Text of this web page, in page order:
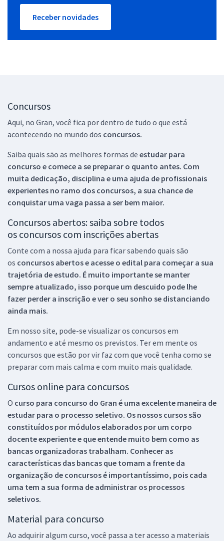
Receber novidades
Concursos
Aqui, no Gran, você fica por dentro de tudo o que está
acontecendo no mundo dos concursos.
Saiba quais são as melhores formas de estudar para
concurso e comece a se preparar o quanto antes. Com
muita dedicação, disciplina e uma ajuda de profissionais
experientes no ramo dos concursos, a sua chance de
conquistar uma vaga passa a ser bem maior.
Concursos abertos: saiba sobre todos
os concursos com inscrições abertas
Conte com a nossa ajuda para ficar sabendo quais são
os concursos abertos e acesse o edital para começar a sua
trajetória de estudo. É muito importante se manter
sempre atualizado, isso porque um descuido pode lhe
fazer perder a inscrição e ver o seu sonho se distanciando
ainda mais.
Em nosso site, pode-se visualizar os concursos em
andamento e até mesmo os previstos. Ter em mente os
concursos que estão por vir faz com que você tenha como se
preparar com mais calma e com muito mais qualidade.
Cursos online para concursos
O curso para concurso do Gran é uma excelente maneira de
estudar para o processo seletivo. Os nossos cursos são
constituídos por módulos elaborados por um corpo
docente experiente e que entende muito bem como as
bancas organizadoras trabalham. Conhecer as
características das bancas que tomam a frente da
organização de concursos é importantíssimo, pois cada
uma tem a sua forma de administrar os processos
seletivos.
Material para concurso
Ao adquirir algum curso, você passa a ter acesso a materiais